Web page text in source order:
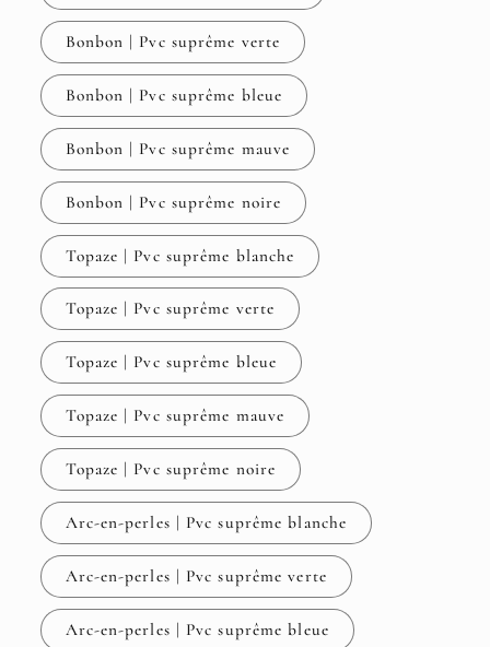
Bonbon | Pvc suprême verte
Bonbon | Pvc suprême bleue
Bonbon | Pvc suprême mauve
Bonbon | Pvc suprême noire
Topaze | Pvc suprême blanche
Topaze | Pvc suprême verte
Topaze | Pvc suprême bleue
Topaze | Pvc suprême mauve
Topaze | Pvc suprême noire
Arc-en-perles | Pvc suprême blanche
Arc-en-perles | Pvc suprême verte
Arc-en-perles | Pvc suprême bleue